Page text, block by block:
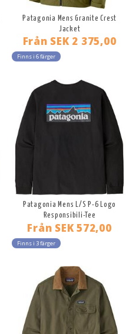
Patagonia Mens Granite Crest
Jacket
Från SEK 2 375,00
Finns i 6 färger
Patagonia Mens L/S P-6 Logo
Responsibili-Tee
Från SEK 572,00
Finns i 3 färger